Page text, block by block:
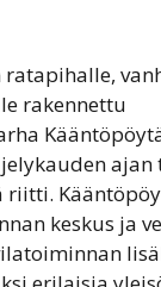
ratapihalle,
rakennettu
ajan
keskus ja